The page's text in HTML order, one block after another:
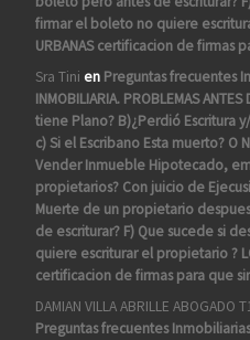
firmar el boleto no quiere
URBANAS certificacion de firmas
Sra Tini en Preguntas frecuentes
INMOBILIARIA. PROBLEMAS
tiene Plano? B)¿Perdió Escritura
c) Si el Escribano Esta muerto? O
Vender Inmueble Hipotecado,
propietarios? Con juicio de
Muerte de un propietario
de escriturar? F) Que sucede si
quiere escriturar el propietario ?
certificacion de firmas para que
DAMIAN VILLA ABRILLE ABOGADO
Preguntas frecuentes Inmobiliarias.